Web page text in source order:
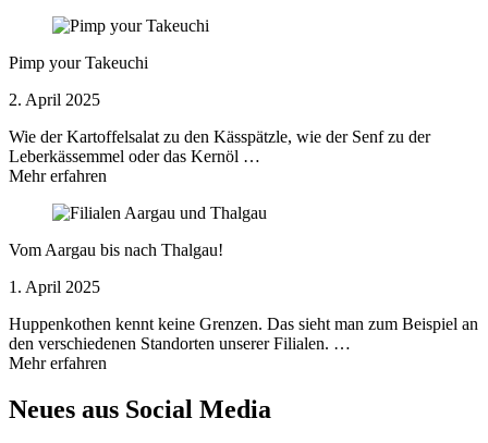
Pimp your Takeuchi
2. April 2025
Wie der Kartoffelsalat zu den Kässpätzle, wie der Senf zu der
Leberkässemmel oder das Kernöl …
Mehr erfahren
Vom Aargau bis nach Thalgau!
1. April 2025
Huppenkothen kennt keine Grenzen. Das sieht man zum Beispiel an
den verschiedenen Standorten unserer Filialen. …
Mehr erfahren
Neues aus Social Media